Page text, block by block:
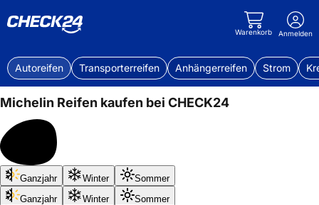
Warenkorb Anmelden
Autoreifen Transporterreifen Anhängerreifen Strom
Michelin Reifen kaufen bei CHECK24
Bis
50%
sparen
Ganzjahr Winter
Sommer
Ganzjahr
Winter Sommer